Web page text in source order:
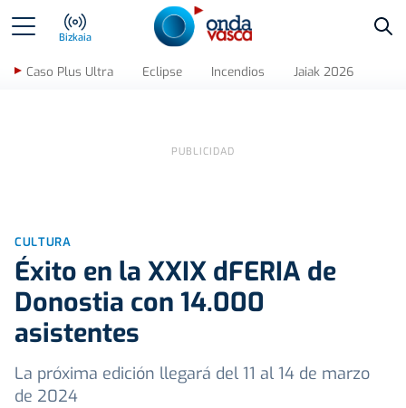
Bizkaia
Caso Plus Ultra Eclipse Incendios Jaiak 2026
CULTURA
Éxito en la XXIX dFERIA de
Donostia con 14.000
asistentes
La próxima edición llegará del 11 al 14 de marzo
de 2024